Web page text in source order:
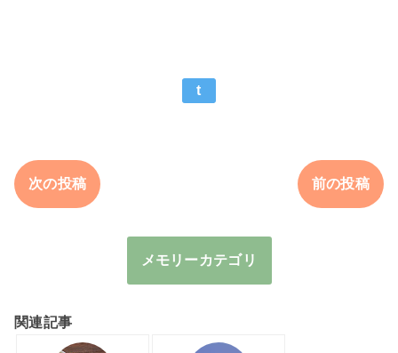
t
次の投稿 前の投稿
メモリーカテゴリ
関連記事